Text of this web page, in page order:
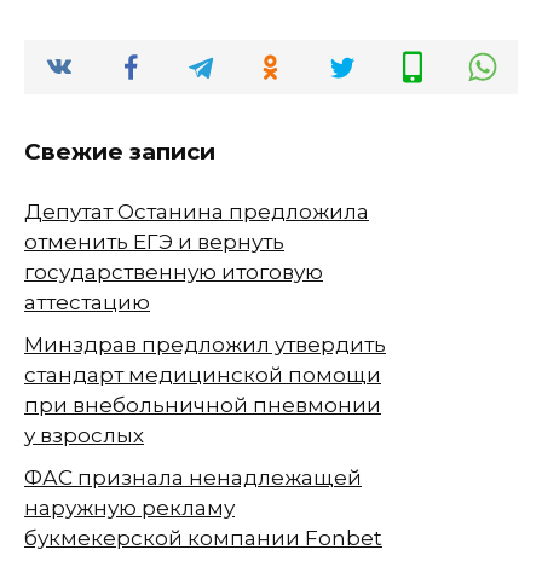
Свежие записи
Депутат Останина предложила
отменить ЕГЭ и вернуть
государственную итоговую
аттестацию
Минздрав предложил утвердить
стандарт медицинской помощи
при внебольничной пневмонии
у взрослых
ФАС признала ненадлежащей
наружную рекламу
букмекерской компании Fonbet